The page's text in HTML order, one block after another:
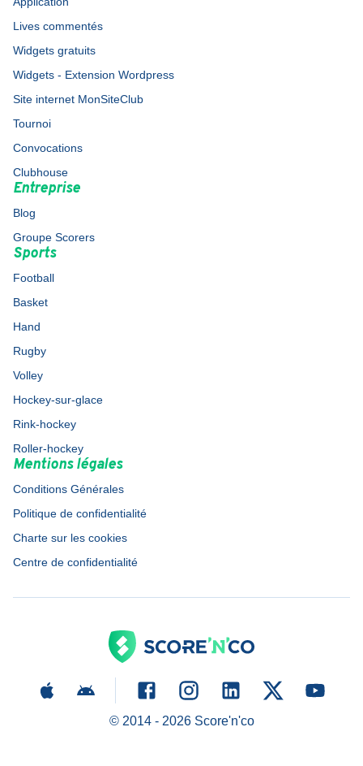
Lives commentés
Widgets gratuits
Widgets - Extension Wordpress
Site internet MonSiteClub
Tournoi
Convocations
Clubhouse
Entreprise
Blog
Groupe Scorers
Sports
Football
Basket
Hand
Rugby
Volley
Hockey-sur-glace
Rink-hockey
Roller-hockey
Mentions légales
Conditions Générales
Politique de confidentialité
Charte sur les cookies
Centre de confidentialité
© 2014 - 2026Score'n'co